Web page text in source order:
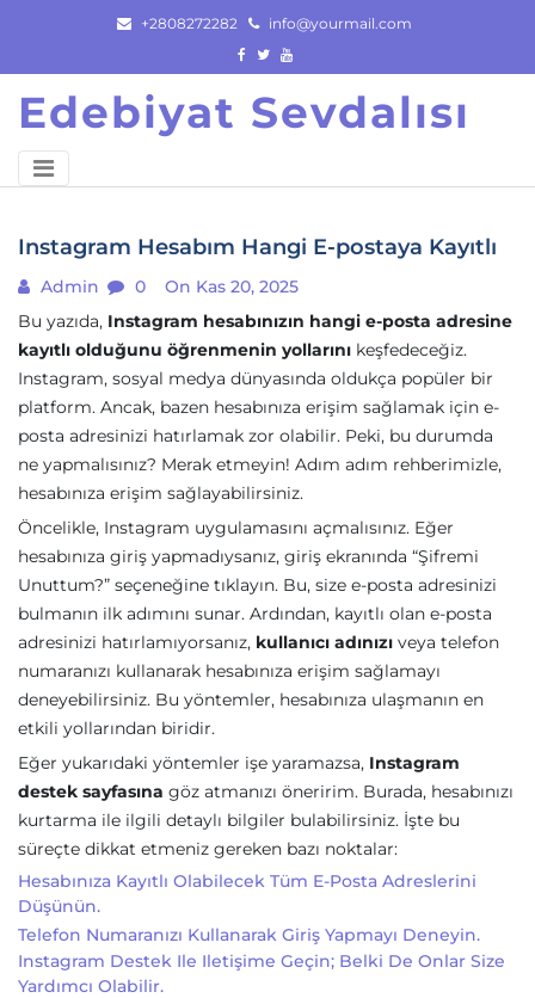
content
+2808272282 info@yourmail.com
Edebiyat Sevdalısı
Instagram Hesabım Hangi E-postaya Kayıtlı
Admin 0
On Kas 20, 2025
Bu yazıda, Instagram hesabınızın hangi e-posta adresine
kayıtlı olduğunu öğrenmenin yollarını keşfedeceğiz.
Instagram, sosyal medya dünyasında oldukça popüler bir
platform. Ancak, bazen hesabınıza erişim sağlamak için e-
posta adresinizi hatırlamak zor olabilir. Peki, bu durumda
ne yapmalısınız? Merak etmeyin! Adım adım rehberimizle,
hesabınıza erişim sağlayabilirsiniz.
Öncelikle, Instagram uygulamasını açmalısınız. Eğer
hesabınıza giriş yapmadıysanız, giriş ekranında “Şifremi
Unuttum?” seçeneğine tıklayın. Bu, size e-posta adresinizi
bulmanın ilk adımını sunar. Ardından, kayıtlı olan e-posta
adresinizi hatırlamıyorsanız, kullanıcı adınızı veya telefon
numaranızı kullanarak hesabınıza erişim sağlamayı
deneyebilirsiniz. Bu yöntemler, hesabınıza ulaşmanın en
etkili yollarından biridir.
Eğer yukarıdaki yöntemler işe yaramazsa, Instagram
destek sayfasına göz atmanızı öneririm. Burada, hesabınızı
kurtarma ile ilgili detaylı bilgiler bulabilirsiniz. İşte bu
süreçte dikkat etmeniz gereken bazı noktalar:
Hesabınıza Kayıtlı Olabilecek Tüm E-Posta Adreslerini
Düşünün.
Telefon Numaranızı Kullanarak Giriş Yapmayı Deneyin.
Instagram Destek Ile Iletişime Geçin; Belki De Onlar Size
Yardımcı Olabilir.